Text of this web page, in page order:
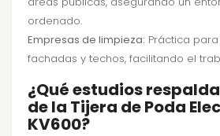
ordenado.
Empresas de limpieza: Práctica
fachadas y techos, facilitando el
¿Qué estudios
de la Tijera de Poda
KV600?